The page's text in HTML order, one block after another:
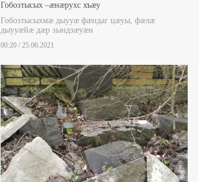
Гобозтысых –æнæрухс хъæу
Гобозтысыхмæ дыууæ фæндаг цæуы, фæлæ
дыууæйæ дæр зындзæуæн
00:20 / 25.06.2021